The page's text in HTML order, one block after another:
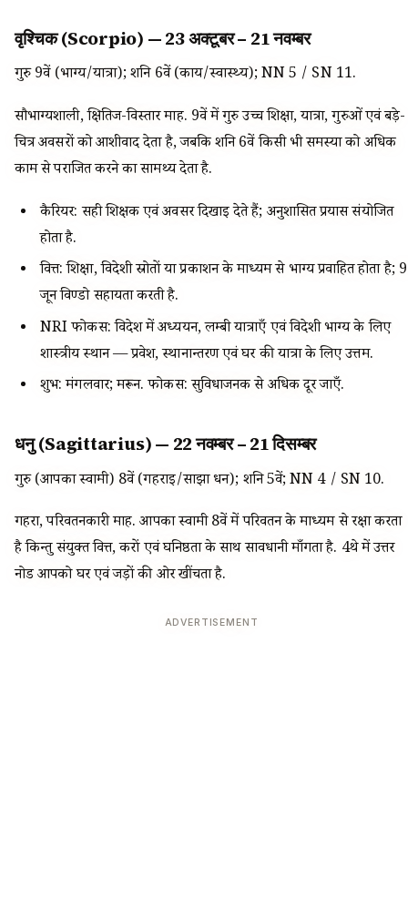
वृश्चिक (Scorpio) — 23 अक्टूबर – 21 नवम्बर
गुरु 9वें (भाग्य/यात्रा); शनि 6वें (कार्य/स्वास्थ्य); NN 5 / SN 11.
सौभाग्यशाली, क्षितिज-विस्तार माह. 9वें में गुरु उच्च शिक्षा, यात्रा, गुरुओं एवं बड़े-
चित्र अवसरों को आशीर्वाद देता है, जबकि शनि 6वें किसी भी समस्या को अधिक
काम से पराजित करने का सामर्थ्य देता है.
कैरियर: सही शिक्षक एवं अवसर दिखाई देते हैं; अनुशासित प्रयास संयोजित
होता है.
वित्त: शिक्षा, विदेशी स्रोतों या प्रकाशन के माध्यम से भाग्य प्रवाहित होता है; 9
जून विण्डो सहायता करती है.
NRI फोकस: विदेश में अध्ययन, लम्बी यात्राएँ एवं विदेशी भाग्य के लिए
शास्त्रीय स्थान — प्रवेश, स्थानान्तरण एवं घर की यात्रा के लिए उत्तम.
शुभ: मंगलवार; मरून. फोकस: सुविधाजनक से अधिक दूर जाएँ.
धनु (Sagittarius) — 22 नवम्बर – 21 दिसम्बर
गुरु (आपका स्वामी) 8वें (गहराई/साझा धन); शनि 5वें; NN 4 / SN 10.
गहरा, परिवर्तनकारी माह. आपका स्वामी 8वें में परिवर्तन के माध्यम से रक्षा करता
है किन्तु संयुक्त वित्त, करों एवं घनिष्ठता के साथ सावधानी माँगता है. 4थे में उत्तर
नोड आपको घर एवं जड़ों की ओर खींचता है.
ADVERTISEMENT